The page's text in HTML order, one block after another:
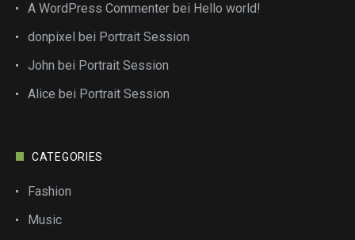
A WordPress Commenter bei Hello world!
donpixel bei Portrait Session
John bei Portrait Session
Alice bei Portrait Session
CATEGORIES
Fashion
Music